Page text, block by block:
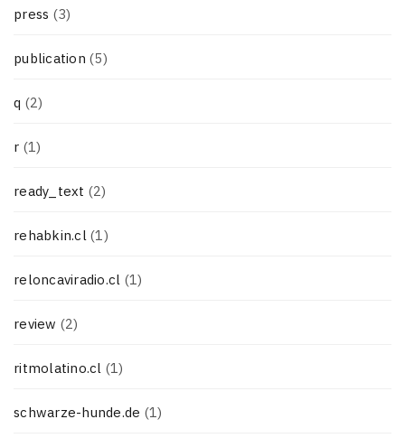
press (3)
publication (5)
q (2)
r (1)
ready_text (2)
rehabkin.cl(1)
reloncaviradio.cl (1)
review (2)
ritmolatino.cl (1)
schwarze-hunde.de (1)